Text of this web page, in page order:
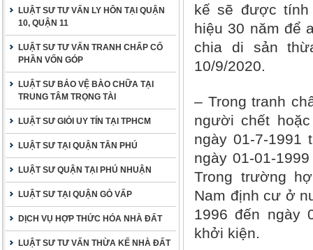
LUẬT SƯ TƯ VẤN LY HÔN TẠI QUẬN
10, QUẬN 11
LUẬT SƯ TƯ VẤN TRANH CHẤP CỐ
PHẦN VỐN GÓP
LUẬT SƯ BẢO VỆ BÀO CHỮA TẠI
TRUNG TÂM TRỌNG TÀI
LUẬT SƯ GIỎI UY TÍN TẠI TPHCM
LUẬT SƯ TẠI QUẬN TÂN PHÚ
LUẬT SƯ QUẬN TẠI PHÚ NHUẬN
LUẬT SƯ TẠI QUẬN GÒ VẤP
DỊCH VỤ HỢP THỨC HÓA NHÀ ĐẤT
LUẬT SƯ TƯ VẤN THỪA KẾ NHÀ ĐẤT
kế sẽ được tính
hiệu 30 năm để
chia di sản
10/9/2020.
– Trong tranh
người chết
ngày 01-7-1991
ngày 01-01-
Trong trường
Nam định cư ở
1996 đến ngày
khởi kiện.